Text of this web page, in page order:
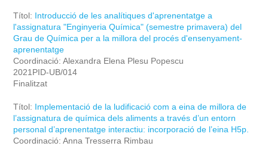
Títol: Introducció de les analítiques d'aprenentatge a
l'assignatura "Enginyeria Química" (semestre primavera) del
Grau de Química per a la millora del procés d'ensenyament-
aprenentatge
Coordinació: Alexandra Elena Plesu Popescu
2021PID-UB/014
Finalitzat
Títol: Implementació de la ludificació com a eina de millora de
l’assignatura de química dels aliments a través d’un entorn
personal d’aprenentatge interactiu: incorporació de l’eina H5p.
Coordinació: Anna Tresserra Rimbau